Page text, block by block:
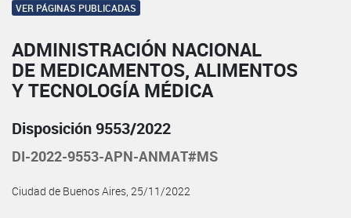
VER PÁGINAS PUBLICADAS
ADMINISTRACIÓN NACIONAL
DE MEDICAMENTOS, ALIMENTOS
Y TECNOLOGÍA MÉDICA
Disposición 9553/2022
DI-2022-9553-APN-ANMAT#MS
Ciudad de Buenos Aires, 25/11/2022